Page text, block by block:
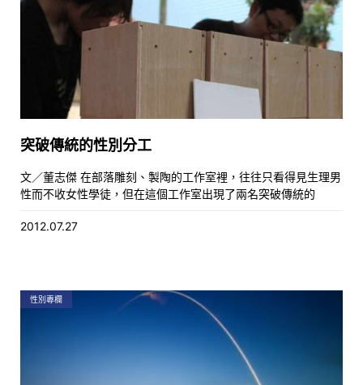
突破傳統的性別分工
文／董志傑 在部落雕刻、製陶的工作室裡，往往只看得見生理男
性而不收女性學徒，但在這個工作室出現了兩名突破傳統的
2012.07.27
性別專欄